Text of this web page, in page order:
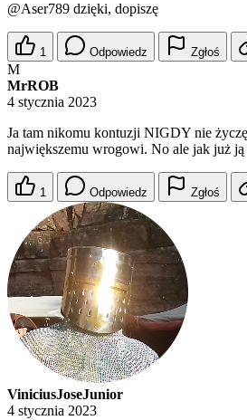
@Aser789 dzięki, dopiszę
1 Odpowiedz Zgłoś
M
MrROB
4 stycznia 2023
Ja tam nikomu kontuzji NIGDY nie
największemu wrogowi. No ale jak już ją
1 Odpowiedz Zgłoś
ViniciusJoseJunior
4 stycznia 2023